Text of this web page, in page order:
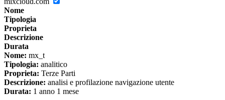
Nome
Tipologia
Proprieta
Descrizione
Durata
Nome: mx_t
Tipologia: analitico
Proprieta: Terze Parti
Descrizione: analisi e profilazione navigazione utente
Durata: 1 anno 1 mese